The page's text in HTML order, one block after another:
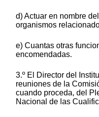
d) Actuar en nombre
organismos
e) Cuantas otras
encomendadas.
3.º El Director del
reuniones de la
cuando proceda, del
Nacional de las